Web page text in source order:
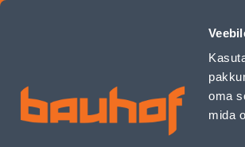
oma
mida
TOLMUKOTID POWERPLUS POWX324A